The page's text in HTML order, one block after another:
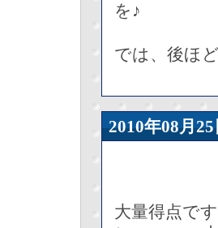
を♪
では、後ほ
2010年08
大量得点で